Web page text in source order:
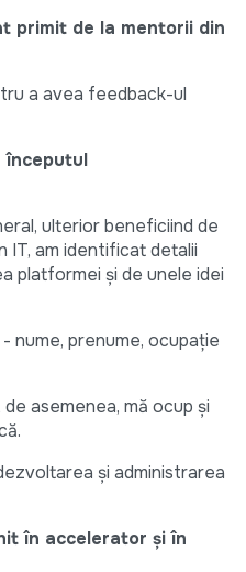
primit de la mentorii din
a avea feedback-ul
începutul
ulterior beneficiind de
IT, am identificat detalii
platformei și de unele idei
nume, prenume, ocupație
de asemenea, mă ocup și
și administrarea
în accelerator și în